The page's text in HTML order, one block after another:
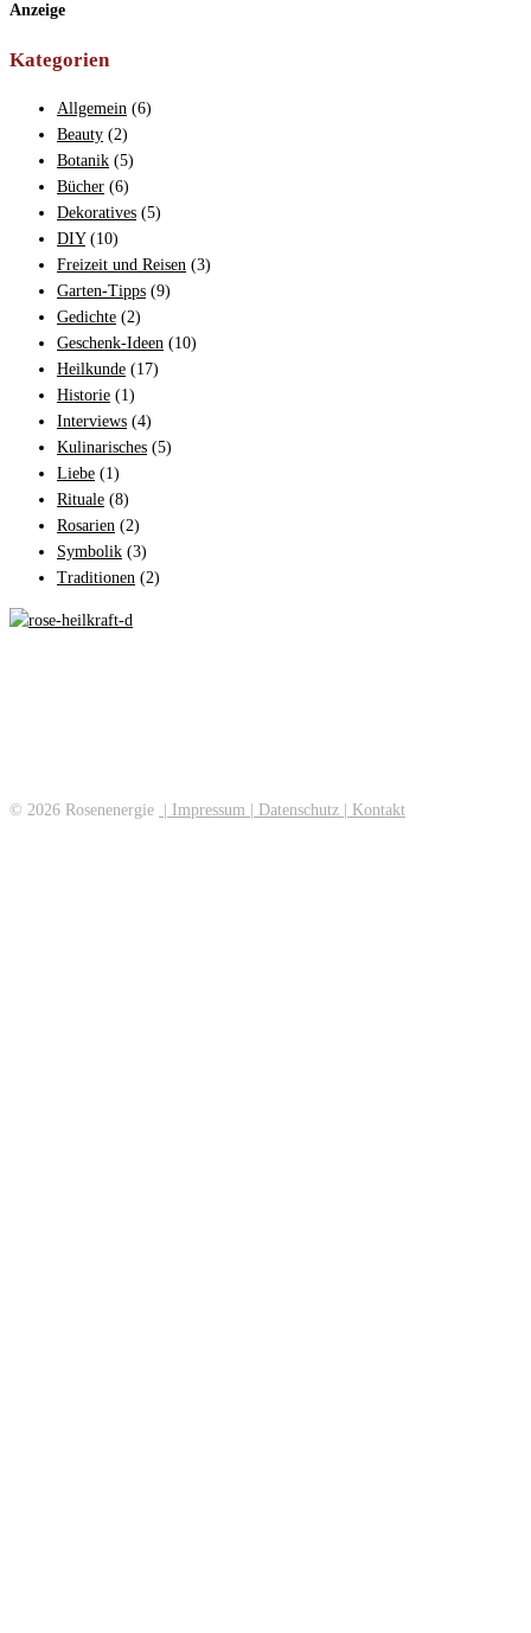
Anzeige
Kategorien
Allgemein (6)
Beauty (2)
Botanik (5)
Bücher (6)
Dekoratives (5)
DIY(10)
Freizeit und Reisen (3)
Garten-Tipps (9)
Gedichte (2)
Geschenk-Ideen (10)
Heilkunde (17)
Historie (1)
Interviews (4)
Kulinarisches (5)
Liebe (1)
Rituale (8)
Rosarien (2)
Symbolik (3)
Traditionen (2)
© 2026 Rosenenergie | Impressum | Datenschutz | Kontakt